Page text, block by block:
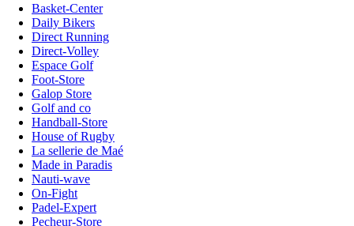
Basket-Center
Daily Bikers
Direct Running
Direct-Volley
Espace Golf
Foot-Store
Galop Store
Golf and co
Handball-Store
House of Rugby
La sellerie de Maé
Made in Paradis
Nauti-wave
On-Fight
Padel-Expert
Pecheur-Store